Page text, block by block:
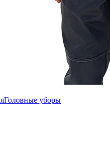
Головные уборы